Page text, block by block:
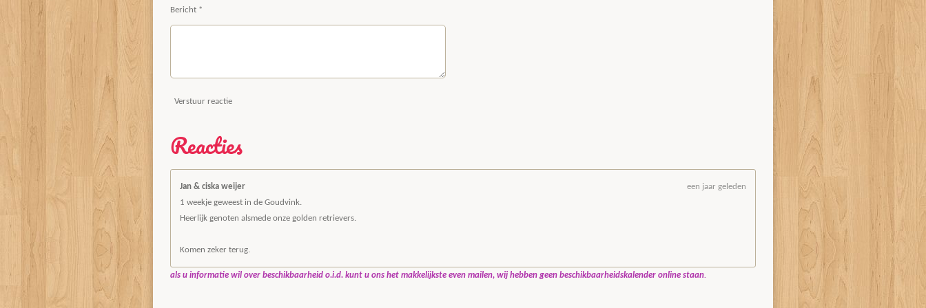
Bericht *
Verstuur reactie
Reacties
Jan & ciska weijer
een jaar geleden
1 weekje geweest in de Goudvink.
Heerlijk genoten alsmede onze golden retrievers.
Komen zeker terug.
als u informatie wil over beschikbaarheid o.i.d. kunt u ons het makkelijkste even mailen, wij hebben geen beschikbaarheidskalender online staan